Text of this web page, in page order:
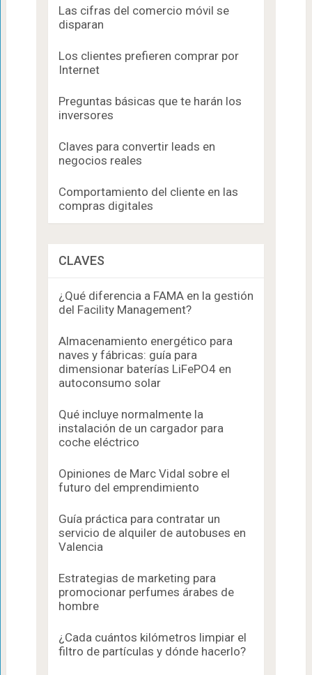
Las cifras del comercio móvil se
disparan
Los clientes prefieren comprar por
Internet
Preguntas básicas que te harán los
inversores
Claves para convertir leads en
negocios reales
Comportamiento del cliente en las
compras digitales
CLAVES
¿Qué diferencia a FAMA en la gestión
del Facility Management?
Almacenamiento energético para
naves y fábricas: guía para
dimensionar baterías LiFePO4 en
autoconsumo solar
Qué incluye normalmente la
instalación de un cargador para
coche eléctrico
Opiniones de Marc Vidal sobre el
futuro del emprendimiento
Guía práctica para contratar un
servicio de alquiler de autobuses en
Valencia
Estrategias de marketing para
promocionar perfumes árabes de
hombre
¿Cada cuántos kilómetros limpiar el
filtro de partículas y dónde hacerlo?